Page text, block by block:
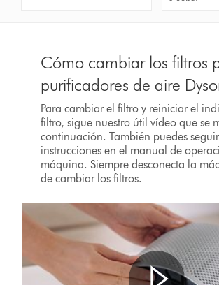
Cómo cambiar los filtros
purificadores de aire
Para cambiar el filtro y reiniciar el
filtro, sigue nuestro útil vídeo que se
continuación. También puedes
instrucciones en el manual de
máquina. Siempre desconecta la
de cambiar los filtros.